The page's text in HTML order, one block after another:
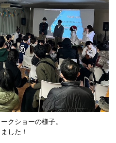
クショーの様子。
した！